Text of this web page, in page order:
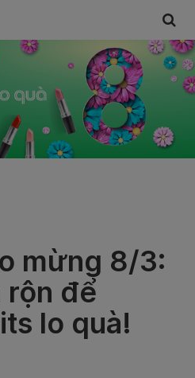
mừng 8/3:
rộn để
lo quà!